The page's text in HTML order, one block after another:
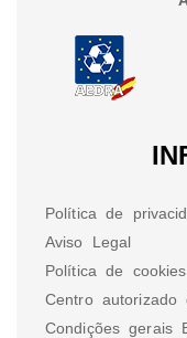
Política de
Aviso Legal
Política de cookies
Centro
Condições gerais